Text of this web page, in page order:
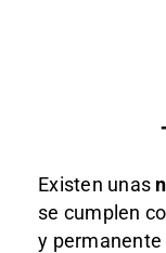
Existen unas
se cumplen
y permanente